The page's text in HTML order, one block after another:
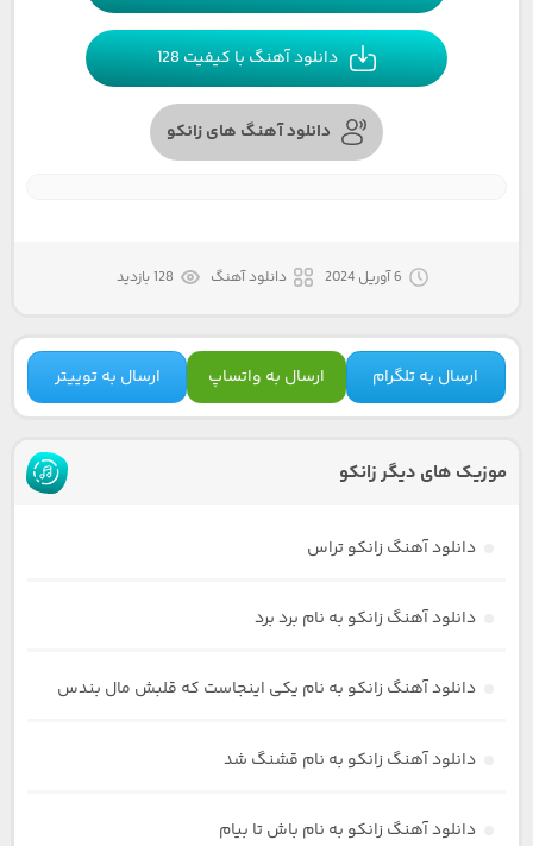
دانلود آهنگ با کیفیت 128
دانلود آهنگ های زانکو
6 آوریل 2024 دانلود آهنگ 128 بازدید
ارسال به تلگرام ارسال به واتساپ ارسال به توییتر
موزیک های دیگر زانکو
دانلود آهنگ زانکو تراس
دانلود آهنگ زانکو به نام برد برد
دانلود آهنگ زانکو به نام یکی اینجاست که قلبش مال بندس
دانلود آهنگ زانکو به نام قشنگ شد
دانلود آهنگ زانکو به نام باش تا بیام